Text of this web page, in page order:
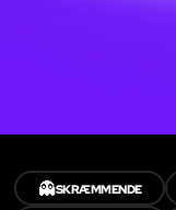
👻SKRÆMMENDE